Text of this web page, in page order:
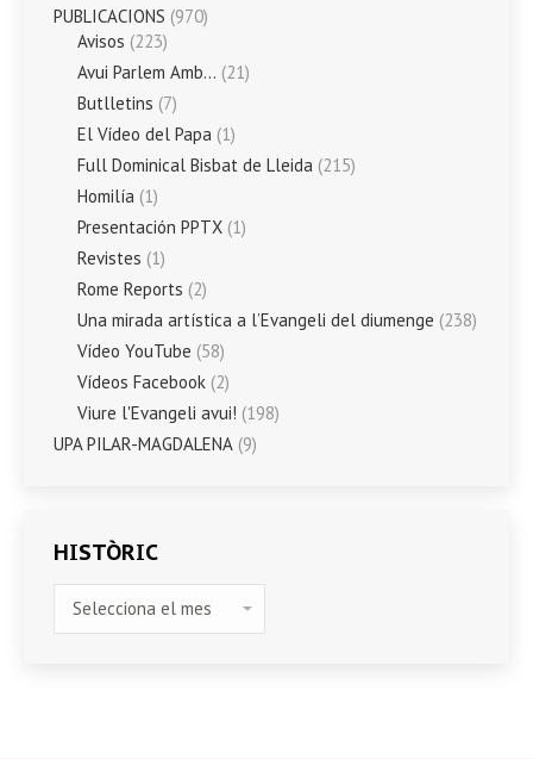
PUBLICACIONS (970)
Avisos (223)
Avui Parlem Amb… (21)
Butlletins (7)
El Vídeo del Papa (1)
Full Dominical Bisbat de Lleida (215)
Homilía (1)
Presentación PPTX (1)
Revistes (1)
Rome Reports (2)
Una mirada artística a l’Evangeli del diumenge (238)
Vídeo YouTube (58)
Vídeos Facebook (2)
Viure l'Evangeli avui! (198)
UPA PILAR-MAGDALENA (9)
HISTÒRIC